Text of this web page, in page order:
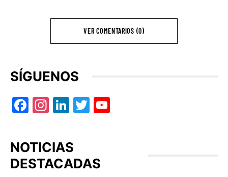
VER COMENTARIOS (0)
SÍGUENOS
Facebook
Instagram
LinkedIn
Twitter
NOTICIAS
DESTACADAS